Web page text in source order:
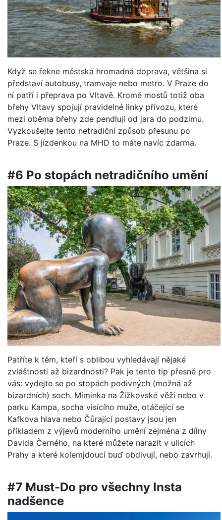
Když se řekne městská hromadná doprava, většina si
představí autobusy, tramvaje nebo metro. V Praze do
ní patří i přeprava po Vltavě. Kromě mostů totiž oba
břehy Vltavy spojují pravidelné linky přívozu, které
mezi oběma břehy zde pendlují od jara do podzimu.
Vyzkoušejte tento netradiční způsob přesunu po
Praze. S jízdenkou na MHD to máte navíc zdarma.
#6 Po stopách netradičního umění
Patříte k těm, kteří s oblibou vyhledávají nějaké
zvláštnosti až bizardnosti? Pak je tento tip přesně pro
vás: vydejte se po stopách podivných (možná až
bizardních) soch. Miminka na Žižkovské věži nebo v
parku Kampa, socha visícího muže, otáčející se
Kafkova hlava nebo Čůrající postavy jsou jen
příkladem z výjevů moderního umění zejména z dílny
Davida Černého, na které můžete narazit v ulicích
Prahy a které kolemjdoucí buď obdivují, nebo zavrhují.
#7 Must-Do pro všechny Insta
nadšence